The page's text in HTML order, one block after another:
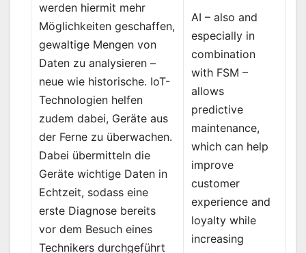
werden hiermit mehr
Möglichkeiten geschaffen,
gewaltige Mengen von
Daten zu analysieren –
neue wie historische. IoT-
Technologien helfen
zudem dabei, Geräte aus
der Ferne zu überwachen.
Dabei übermitteln die
Geräte wichtige Daten in
Echtzeit, sodass eine
erste Diagnose bereits
vor dem Besuch eines
Technikers durchgeführt
AI – also and
especially in
combination
with FSM –
allows
predictive
maintenance,
which can help
improve
customer
experience and
loyalty while
increasing